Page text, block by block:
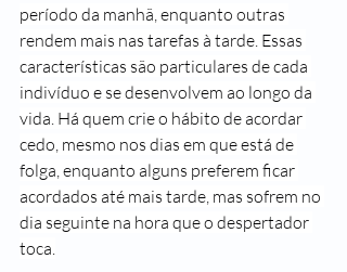
período da manhã, enquanto outras
rendem mais nas tarefas à tarde. Essas
características são particulares de cada
indivíduo e se desenvolvem ao longo da
vida. Há quem crie o hábito de acordar
cedo, mesmo nos dias em que está de
folga, enquanto alguns preferem ficar
acordados até mais tarde, mas sofrem no
dia seguinte na hora que o despertador
toca.